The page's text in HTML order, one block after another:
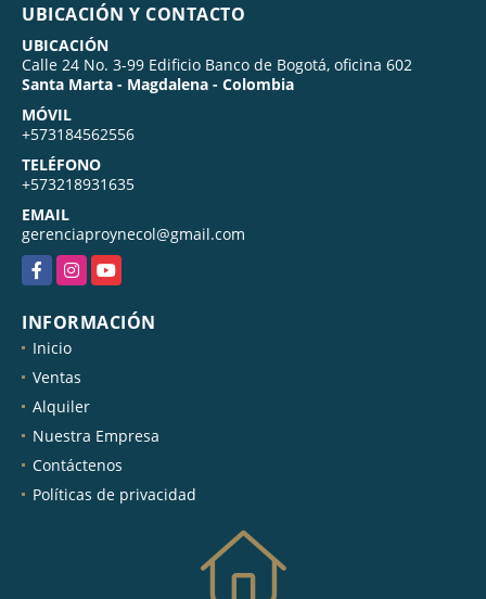
UBICACIÓN Y CONTACTO
UBICACIÓN
Calle 24 No. 3-99 Edificio Banco de Bogotá, oficina 602
Santa Marta - Magdalena - Colombia
MÓVIL
+573184562556
TELÉFONO
+573218931635
EMAIL
gerenciaproynecol@gmail.com
FacebookInstagramYouTube
INFORMACIÓN
Inicio
Ventas
Alquiler
Nuestra Empresa
Contáctenos
Políticas de privacidad